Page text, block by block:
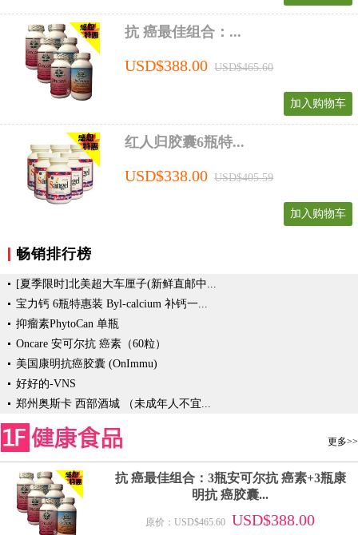
抗 癌最佳组合：...
USD$388.00 USD$465.60
加入购物车
红人归胶囊6瓶特...
USD$338.00 USD$405.59
加入购物车
畅销排行榜
[夏季限时]北美超大车厘子(新鲜直邮中...
宝力钙 6瓶特惠装 Byl-calcium 补钙一...
抑瘤素PhytoCan 单瓶
Oncare 安可尔抗 癌素（60粒）
美国康明抗癌胶囊 (OnImmu)
好好的-VNS
郑州奥斯卡 西部酒城 （未成年人不宜...
更多>>
抗 癌最佳组合：3瓶安可尔抗 癌素+3瓶康
明抗 癌胶囊...
原价：USD$465.60 USD$388.00